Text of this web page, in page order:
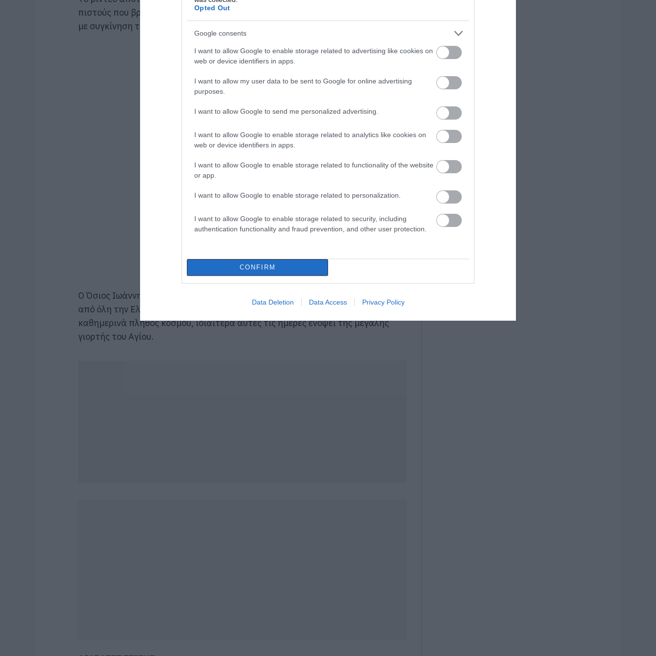
Opted Out
Google consents
I want to allow Google to enable storage related to advertising like cookies on
web or device identifiers in apps.
I want to allow my user data to be sent to Google for online advertising
purposes.
I want to allow Google to send me personalized advertising.
I want to allow Google to enable storage related to analytics like cookies on
web or device identifiers in apps.
I want to allow Google to enable storage related to functionality of the website
or app.
I want to allow Google to enable storage related to personalization.
I want to allow Google to enable storage related to security, including
authentication functionality and fraud prevention, and other user protection.
CONFIRM
Data Deletion Data Access Privacy Policy
πιστούς που βρίσκονταν εκείνη τη στιγμή στο προσκύνημα να παρακολουθούν
με συγκίνηση την όμορφη αυτή κίνηση των νεόνυμφων.
ΟΌσιος Ιωάννης ο Ρώσσος
αποτελεί σημείο αναφοράς για χιλιάδες πιστούς
από όλη την Ελλάδα, με το Ιερό Προσκύνημα στο Προκόπι Ευβοίας να δέχεται
καθημερινά πλήθος κόσμου, ιδιαίτερα αυτές τις ημέρες ενόψει της μεγάλης
γιορτής του Αγίου.
Μεγάλο πανηγύρι
Βέρρα στην Εύβοια
– Η περιοχή
07.08.2026 | 13:45
Νεκρός 75χρονος
που είχε φύγει για
07.08.2026 | 13:30